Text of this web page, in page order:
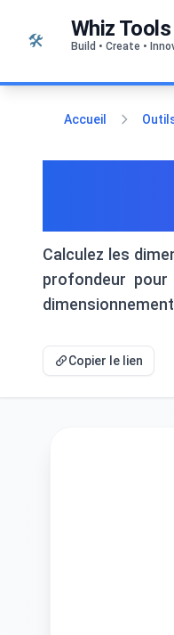
🛠️ Whiz Tools
Build • Create •
Accueil
Calculez les
profondeur
Copier le lien